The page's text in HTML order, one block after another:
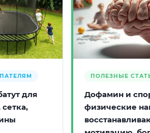
для
ПОЛЕЗНЫЕ
Дофамин и
физические